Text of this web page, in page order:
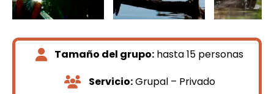
Tamaño del grupo: hasta 15 personas
Servicio:Grupal – Privado